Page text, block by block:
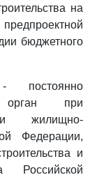
на
бюджетного
- постоянно
орган при
и жилищно-
Федерации,
и
Российской